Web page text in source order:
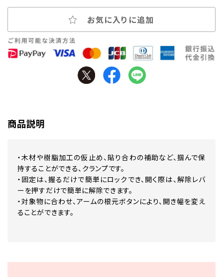
お気に入りに追加
商品説明
・木材や樹脂加工の仮止め、貼り合わの補助など、掴んで保
持することができる、クランプです。
・固定は、握るだけで簡単にロックでき、開く際は、解除レバ
ーを押すだけで簡単に解除できます。
・対象物に合わせ、アームの根元ボタンにより、開き幅を変え
ることができます。